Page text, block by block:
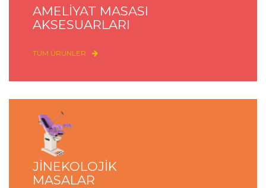
AMELİYAT MASASI
AKSESUARLARI
TÜM ÜRÜNLER
JİNEKOLOJİK
MASALAR